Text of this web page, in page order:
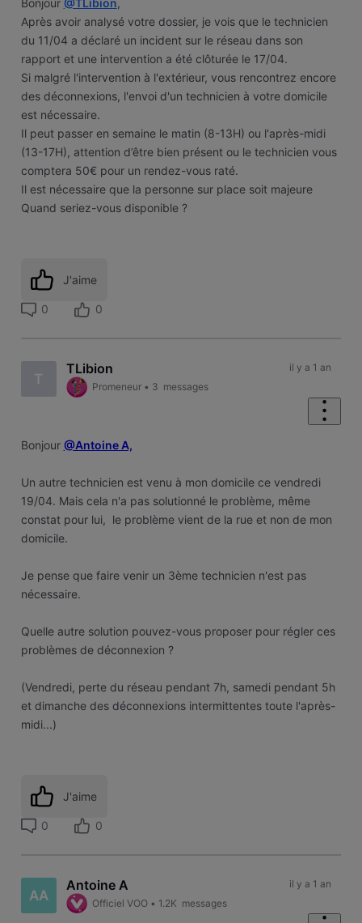
Bonjour @TLibion,
Après avoir analysé votre dossier, je vois que le technicien
du 11/04 a déclaré un incident sur le réseau dans son
rapport et une intervention a été clôturée le 17/04.
Si malgré l'intervention à l'extérieur, vous rencontrez encore
des déconnexions, l'envoi d'un technicien à votre domicile
est nécessaire.
Il peut passer en semaine le matin (8-13H) ou l'après-midi
(13-17H), attention d’être bien présent ou le technicien vous
comptera 50€ pour un rendez-vous raté.
Il est nécessaire que la personne sur place soit majeure
Quand seriez-vous disponible ?
J'aime
0 0
T
TLibion
Promeneur • 3 messages
il y a 1 an
Bonjour @Antoine A,
Un autre technicien est venu à mon domicile ce vendredi
19/04. Mais cela n'a pas solutionné le problème, même
constat pour lui, le problème vient de la rue et non de mon
domicile.
Je pense que faire venir un 3ème technicien n'est pas
nécessaire.
Quelle autre solution pouvez-vous proposer pour régler ces
problèmes de déconnexion ?
(Vendredi, perte du réseau pendant 7h, samedi pendant 5h
et dimanche des déconnexions intermittentes toute l'après-
midi...)
J'aime
0 0
AA
Antoine A
Officiel VOO • 1.2K messages
il y a 1 an